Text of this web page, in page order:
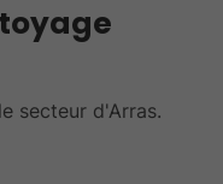
secteur d'Arras.